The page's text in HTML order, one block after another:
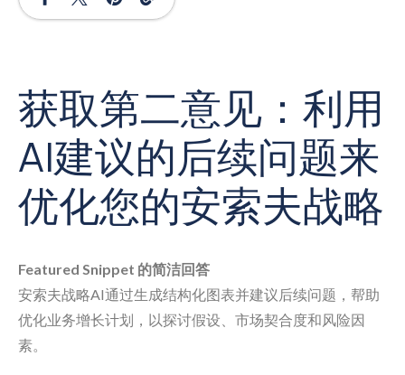
获取第二意见：利用
AI建议的后续问题来
优化您的安索夫战略
Featured Snippet 的简洁回答
安索夫战略AI通过生成结构化图表并建议后续问题，帮助
优化业务增长计划，以探讨假设、市场契合度和风险因
素。